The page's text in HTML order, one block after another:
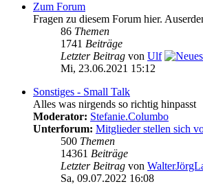
Zum Forum
Fragen zu diesem Forum hier.
86 Themen
1741 Beiträge
Letzter Beitrag von Ulf
Mi, 23.06.2021 15:12
Sonstiges - Small Talk
Alles was nirgends so richtig hinpasst
Moderator: Stefanie.Columbo
Unterforum: Mitglieder stellen sich
500 Themen
14361 Beiträge
Letzter Beitrag von
Sa, 09.07.2022 16:08